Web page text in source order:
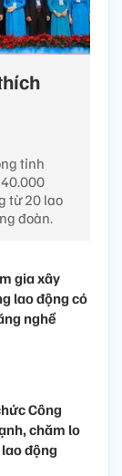
tỉnh
từ 20 lao
đoàn.
gia xây
lao động có
nghề
Công
chăm lo
động